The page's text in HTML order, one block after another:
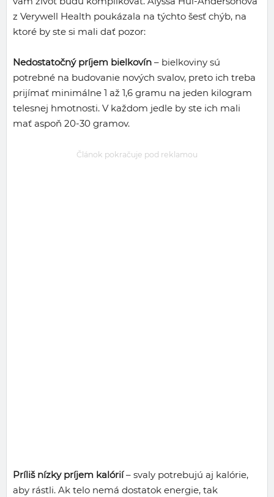
z Verywell Health poukázala na týchto šesť chýb, na
ktoré by ste si mali dať pozor:
Nedostatočný príjem bielkovín – bielkoviny sú
potrebné na budovanie nových svalov, preto ich treba
prijímať minimálne 1 až 1,6 gramu na jeden kilogram
telesnej hmotnosti. V každom jedle by ste ich mali
mať aspoň 20-30 gramov.
Článok pokračuje pod reklamou
Príliš nízky príjem kalórií– svaly potrebujú aj kalórie,
aby rástli. Ak telo nemá dostatok energie, tak